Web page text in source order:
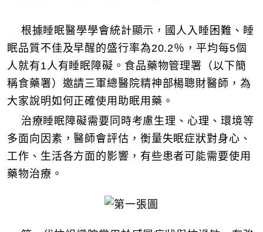
根據睡眠醫學學會統計顯示，國人入睡困難、睡
眠品質不佳及早醒的盛行率為20.2％，平均每5個
人就有1人有睡眠障礙。食品藥物管理署（以下簡
稱食藥署）邀請三軍總醫院精神部楊聰財醫師，為
大家說明如何正確使用助眠用藥。
治療睡眠障礙需要同時考慮生理、心理、環境等
多面向因素，醫師會評估，衡量失眠症狀對身心、
工作、生活各方面的影響，有些患者可能需要使用
藥物治療。